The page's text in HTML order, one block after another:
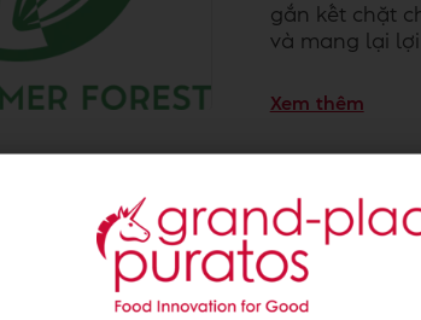
gắn kết chặt
và mang lại
Xem thêm
Puratos
danh trong
năm 2026